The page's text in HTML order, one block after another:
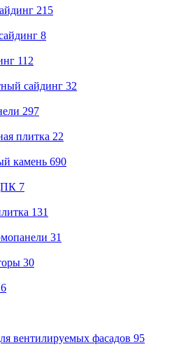
215
8
112
сайдинг 32
297
плитка 22
камень 690
7
131
31
30
вентилируемых фасадов 95